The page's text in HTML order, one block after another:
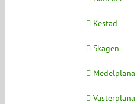
Kestad
Skagen
Medelplana
Västerplana